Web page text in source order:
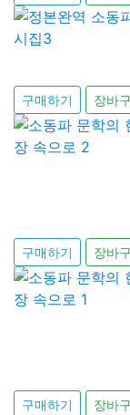
구매하기 장바
구매하기 장바
구매하기 장바